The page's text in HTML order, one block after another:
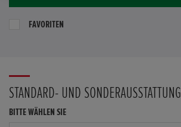
FAVORITEN
STANDARD- UND SONDERAUSSTATTUNG
BITTE WÄHLEN SIE